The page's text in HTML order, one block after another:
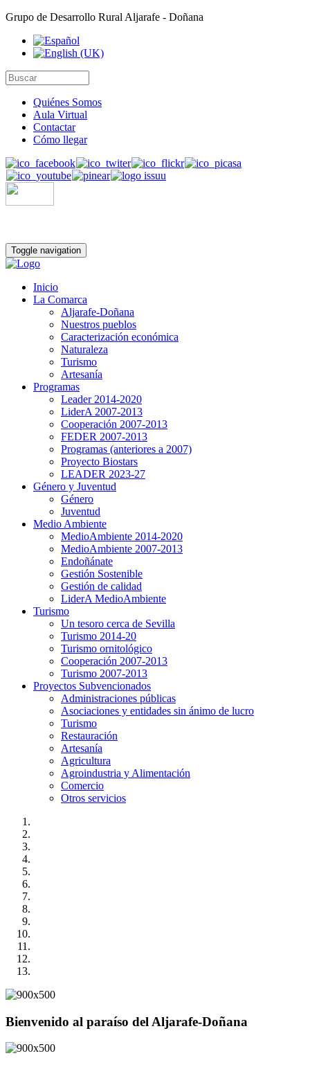
Grupo de Desarrollo Rural Aljarafe - Doñana
Quiénes Somos
Aula Virtual
Contactar
Cómo llegar
Toggle navigation
Inicio
La Comarca
Aljarafe-Doñana
Nuestros pueblos
Caracterización económica
Naturaleza
Turismo
Artesanía
Programas
Leader 2014-2020
LiderA 2007-2013
Cooperación 2007-2013
FEDER 2007-2013
Programas (anteriores a 2007)
Proyecto Biostars
LEADER 2023-27
Género y Juventud
Género
Juventud
Medio Ambiente
MedioAmbiente 2014-2020
MedioAmbiente 2007-2013
Endoñánate
Gestión Sostenible
Gestión de calidad
LiderA MedioAmbiente
Turismo
Un tesoro cerca de Sevilla
Turismo 2014-20
Turismo ornitológico
Cooperación 2007-2013
Turismo 2007-2013
Proyectos Subvencionados
Administraciones públicas
Asociaciones y entidades sin ánimo de lucro
Turismo
Restauración
Artesanía
Agricultura
Agroindustria y Alimentación
Comercio
Otros servicios
Bienvenido al paraíso del Aljarafe-Doñana